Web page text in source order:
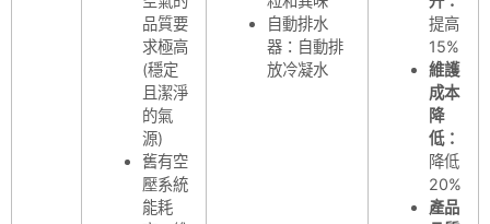
品質要
求極高
(穩定
且潔淨
的氣
源)
舊有空
壓系統
能耗
自動排水
器：自動排
放冷凝水
提高
15%
維護
成本
降
低：
降低
20%
產品